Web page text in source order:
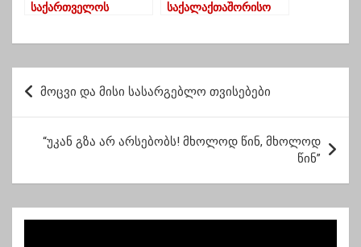
საქართველოს
საქალაქთაშორისო
ი
ს
მოცვი და მისი სასარგებლო თვისებები
“უკან გზა არ არსებობს! მხოლოდ წინ, მხოლოდ
წინ”